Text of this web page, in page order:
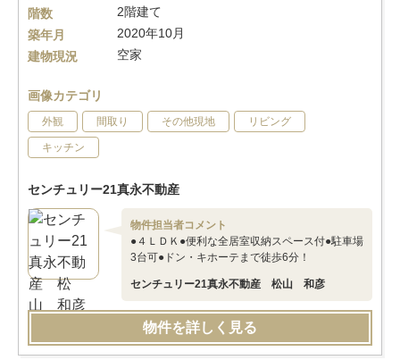
階数
2階建て
築年月
2020年10月
建物現況
空家
画像カテゴリ
外観 間取り その他現地 リビング
キッチン
センチュリー21真永不動産
物件担当者コメント
●４ＬＤＫ●便利な全居室収納スペース付●駐車場
3台可●ドン・キホーテまで徒歩6分！
センチュリー21真永不動産 松山 和彦
物件を詳しく見る